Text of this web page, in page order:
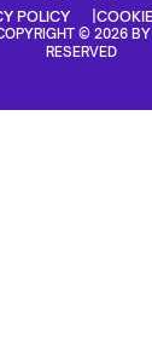
POLICY
© 2026
RESERVED